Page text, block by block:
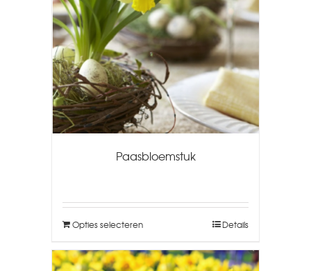
Paasbloemstuk
Opties selecteren Details